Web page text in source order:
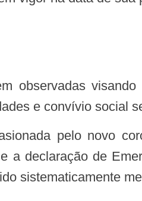
e convívio social
a declaração de
sistematicamente